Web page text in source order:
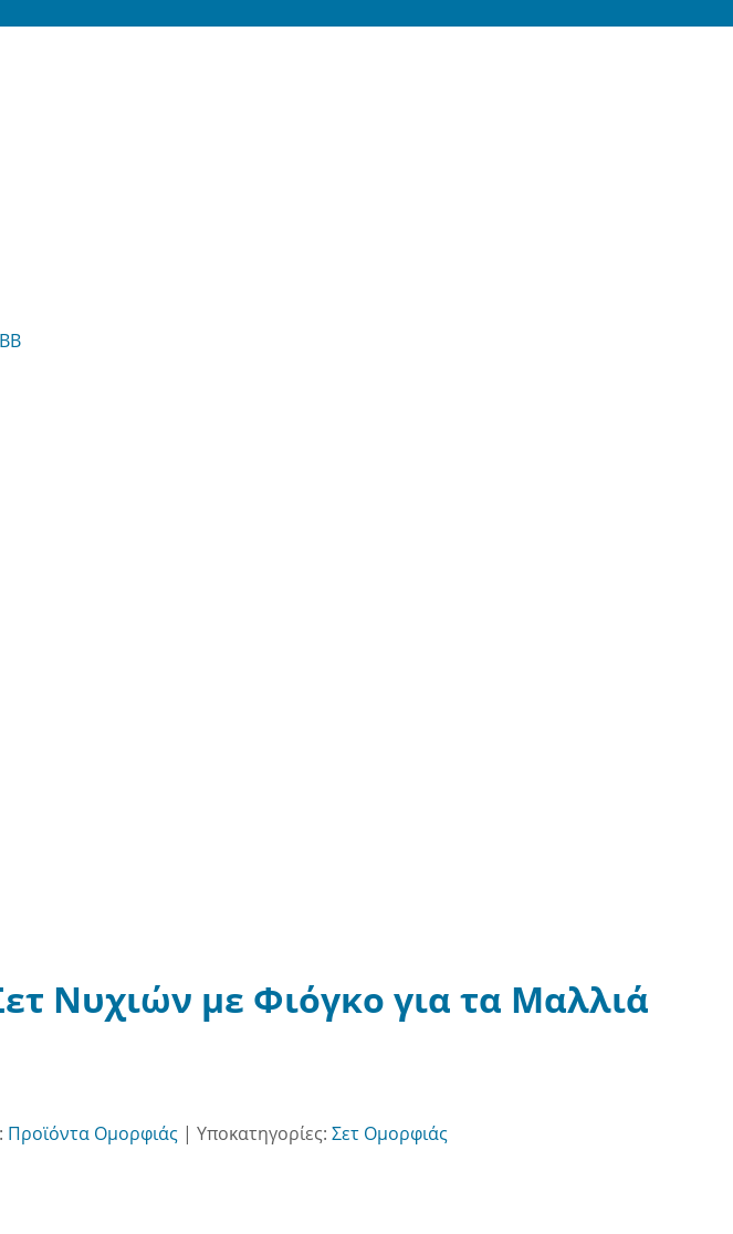
Νυχιών με Φιόγκο για τα Μαλλιά
Προϊόντα Ομορφιάς | Υποκατηγορίες: Σετ Ομορφιάς